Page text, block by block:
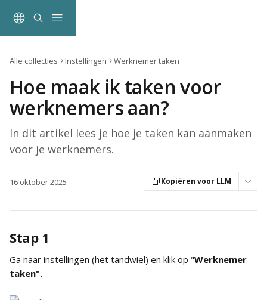
Alle collecties Instellingen Werknemer taken
Hoe maak ik taken voor
werknemers aan?
In dit artikel lees je hoe je taken kan aanmaken
voor je werknemers.
16 oktober 2025 Kopiëren voor LLM
Stap 1
Ga naar instellingen (het tandwiel) en klik op "Werknemer
taken".